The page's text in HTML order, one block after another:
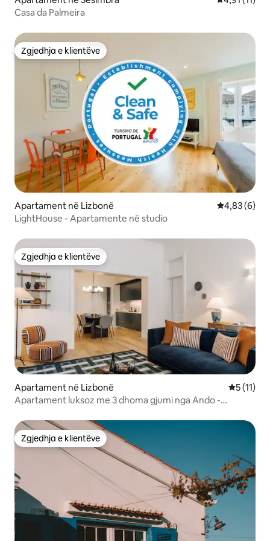
Casa da Palmeira
Zgjedhja e klientëve
Zgjedhja e klientëve
Apartament në Lizbonë Vlerësimi
4,83 (6)
LightHouse - Apartamente në studio
Zgjedhja e klientëve
Zgjedhja e klientëve
Apartament në Lizbonë Vlerësimi
5 (11)
Apartament luksoz me 3 dhoma gjumi nga Ando -
Zgjedhja e klientëve
Zgjedhja e klientëve